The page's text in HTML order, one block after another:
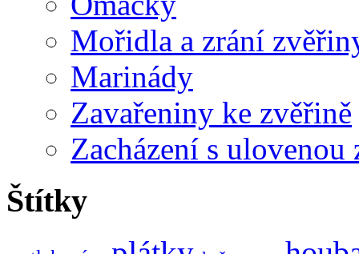
Mořidla a zrání
Marinády
Zavařeniny ke zvěřině
Zacházení s ulovenou
Štítky